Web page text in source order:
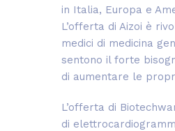
in Italia, Europa e
L’offerta di Aizoi è
medici di medicina
sentono il forte
di aumentare le
L’offerta di
di